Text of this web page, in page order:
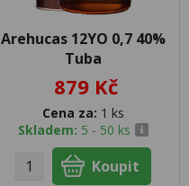
Arehucas 12YO 0,7 40%
Tuba
879 Kč
Cena za: 1 ks
Skladem: 5 - 50 ks